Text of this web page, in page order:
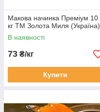
Макова начинка Преміум 10
кг ТМ Золота Миля (Україна)
В наявності
73 ₴/кг
Купити